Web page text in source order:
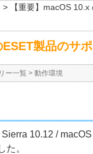
> 【重要】macOS 10.x
製品のサ
ー一覧 > 動作環境
10.12 /
た。